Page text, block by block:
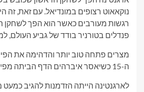
נוקאאוט רצופים במונדיאל. עם זאת, זה
רגשות מעורבים כאשר הוא הפך לשחקן
פנדלים בטורניר בודד של גביע העולם,
מצרים פתחה טוב יותר והדהימה את
ה-15 כשיאסר איברהים הדף הביתה מפינה מעובדת היטב.
לארגנטינה הייתה הזדמנות להגיב